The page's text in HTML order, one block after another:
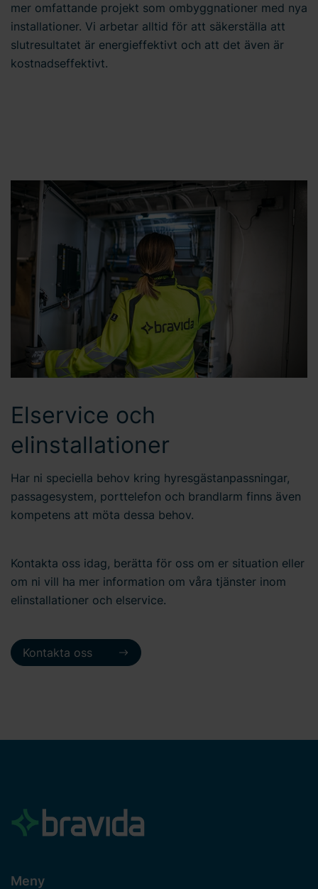
mer omfattande projekt som ombyggnationer med nya
installationer. Vi arbetar alltid för att säkerställa att
slutresultatet är energieffektivt och att det även är
kostnadseffektivt.
Elservice och
elinstallationer
Har ni speciella behov kring hyresgästanpassningar,
passagesystem, porttelefon och brandlarm finns även
kompetens att möta dessa behov.
Kontakta oss idag, berätta för oss om er situation eller
om ni vill ha mer information om våra tjänster inom
elinstallationer och elservice.
Kontakta oss
Meny